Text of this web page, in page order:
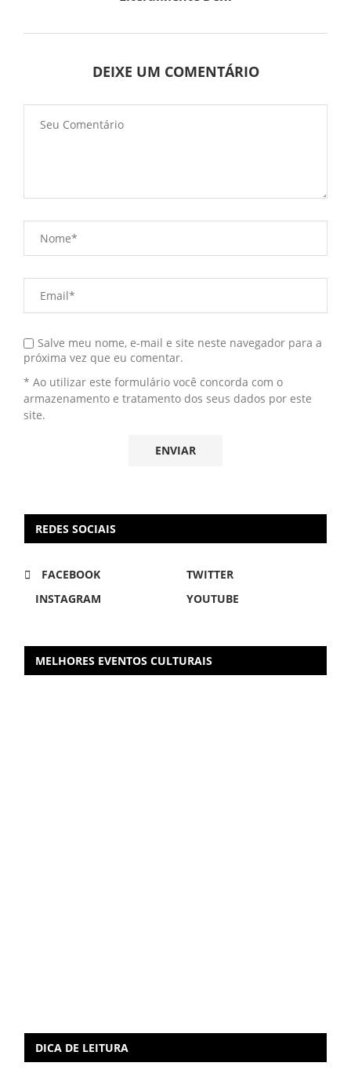
DEIXE UM COMENTÁRIO
Salve meu nome, e-mail e site neste navegador para a
próxima vez que eu comentar.
* Ao utilizar este formulário você concorda com o
armazenamento e tratamento dos seus dados por este
site.
REDES SOCIAIS
FACEBOOK
TWITTER
INSTAGRAM
YOUTUBE
MELHORES EVENTOS CULTURAIS
DICA DE LEITURA